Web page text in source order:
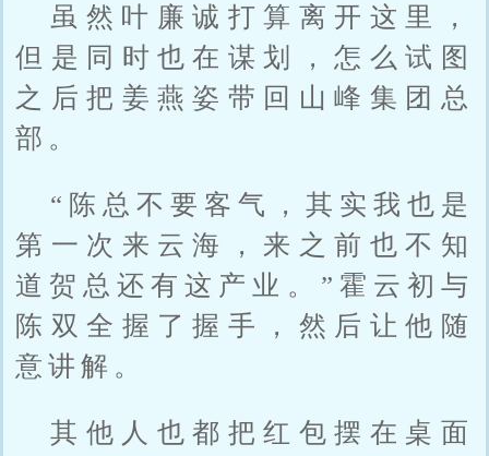
虽然叶廉诚打算离开这里，
但是同时也在谋划，怎么试图
之后把姜燕姿带回山峰集团总
部。
“陈总不要客气，其实我也是
第一次来云海，来之前也不知
道贺总还有这产业。”霍云初与
陈双全握了握手，然后让他随
意讲解。
其他人也都把红包摆在桌面